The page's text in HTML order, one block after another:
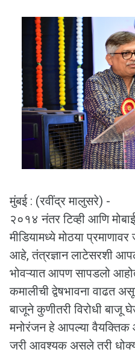
मुंबई : (रवींद्र मालुसरे) -
२०१४ नंतर टिव्ही आणि
मीडियामध्ये मोठया
आहे,तंत्रज्ञान लाटेसरशी
भोवऱ्यात आपण सापडलो
कमालीची द्वेषभावना वाढत
बाजूने कुणीतरी विरोधी बाजू
मनोरंजन हे आपल्या वैयक्तिक
जरी आवश्यक असले तरी